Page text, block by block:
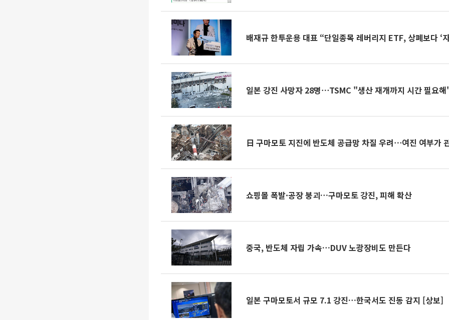
배재규 한투운용 대표 “단일종목 레버리지 ETF, 상폐보다 ‘
일본 강진 사망자 28명⋯TSMC "생산 재개까지 시간 필요
日 구마모토 지진에 반도체 공급망 차질 우려⋯여진 여부가
쇼핑몰 폭발·공장 붕괴…구마모토 강진, 피해 확산
중국, 반도체 자립 가속…DUV 노광장비도 만든다
일본 구마모토서 규모 7.1 강진…한국서도 진동 감지 [상보]